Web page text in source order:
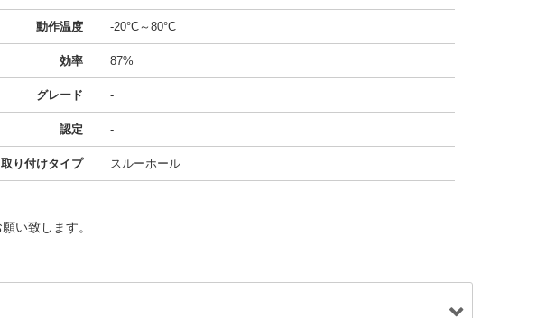
動作温度 -20°C～80°C
効率 87%
グレード -
認定 -
取り付けタイプ スルーホール
い致します。